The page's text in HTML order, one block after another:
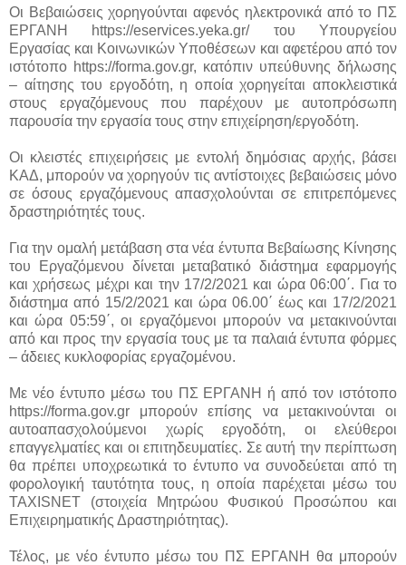
Οι Βεβαιώσεις χορηγούνται αφενός ηλεκτρονικά από το ΠΣ
ΕΡΓΑΝΗ https://eservices.yeka.gr/ του Υπουργείου
Εργασίας και Κοινωνικών Υποθέσεων και αφετέρου από τον
ιστότοπο https://forma.gov.gr, κατόπιν υπεύθυνης δήλωσης
– αίτησης του εργοδότη, η οποία χορηγείται αποκλειστικά
στους εργαζόμενους που παρέχουν με αυτοπρόσωπη
παρουσία την εργασία τους στην επιχείρηση/εργοδότη.
Οι κλειστές επιχειρήσεις με εντολή δημόσιας αρχής, βάσει
ΚΑΔ, μπορούν να χορηγούν τις αντίστοιχες βεβαιώσεις μόνο
σε όσους εργαζόμενους απασχολούνται σε επιτρεπόμενες
δραστηριότητές τους.
Για την ομαλή μετάβαση στα νέα έντυπα Βεβαίωσης Κίνησης
του Εργαζόμενου δίνεται μεταβατικό διάστημα εφαρμογής
και χρήσεως μέχρι και την 17/2/2021 και ώρα 06:00΄. Για το
διάστημα από 15/2/2021 και ώρα 06.00΄ έως και 17/2/2021
και ώρα 05:59΄, οι εργαζόμενοι μπορούν να μετακινούνται
από και προς την εργασία τους με τα παλαιά έντυπα φόρμες
– άδειες κυκλοφορίας εργαζομένου.
Με νέο έντυπο μέσω του ΠΣ ΕΡΓΑΝΗ ή από τον ιστότοπο
https://forma.gov.gr μπορούν επίσης να μετακινούνται οι
αυτοαπασχολούμενοι χωρίς εργοδότη, οι ελεύθεροι
επαγγελματίες και οι επιτηδευματίες. Σε αυτή την περίπτωση
θα πρέπει υποχρεωτικά το έντυπο να συνοδεύεται από τη
φορολογική ταυτότητα τους, η οποία παρέχεται μέσω του
TAXISNET (στοιχεία Μητρώου Φυσικού Προσώπου και
Επιχειρηματικής Δραστηριότητας).
Τέλος, με νέο έντυπο μέσω του ΠΣ ΕΡΓΑΝΗ θα μπορούν